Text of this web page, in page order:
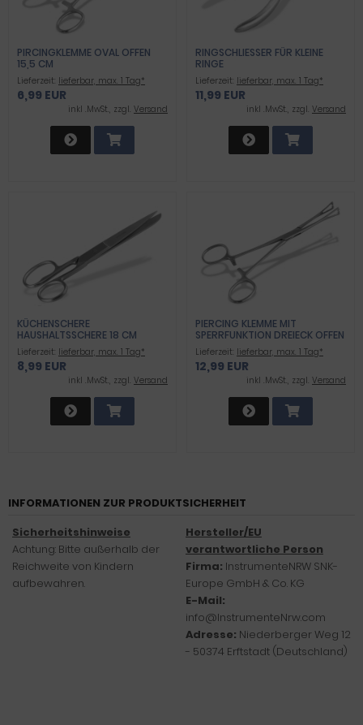
PIRCINGKLEMME OVAL OFFEN
15,5 CM
Lieferzeit: lieferbar, max. 1 Tag*
6,99 EUR
inkl .MwSt., zzgl. Versand
RINGSCHLIESSER FÜR KLEINE R
INGE
Lieferzeit: lieferbar, max. 1 Tag*
11,99 EUR
inkl .MwSt., zzgl. Versand
KÜCHENSCHERE
HAUSHALTSSCHERE 18 CM
ERGONOMISCHE ALLZWECK-
SCHERE KOCHSCHERE
ROSTFREIE EDELSTAHLSCHERE
MEHRZWECK-SCHERE FÜR
Lieferzeit: lieferbar, max. 1 Tag*
8,99 EUR
inkl .MwSt., zzgl. Versand
PIERCING KLEMME MIT
SPERRFUNKTION DREIECK OFFEN
Lieferzeit: lieferbar, max. 1 Tag*
12,99 EUR
inkl .MwSt., zzgl. Versand
INFORMATIONEN ZUR PRODUKTSICHERHEIT
Sicherheitshinweise
Achtung: Bitte außerhalb der
Reichweite von Kindern
aufbewahren.
Hersteller/EU
verantwortliche Person
Firma: InstrumenteNRW SNK-
Europe GmbH & Co. KG
E-Mail:
info@InstrumenteNrw.com
Adresse: Niederberger Weg 12
- 50374 Erftstadt (Deutschland)